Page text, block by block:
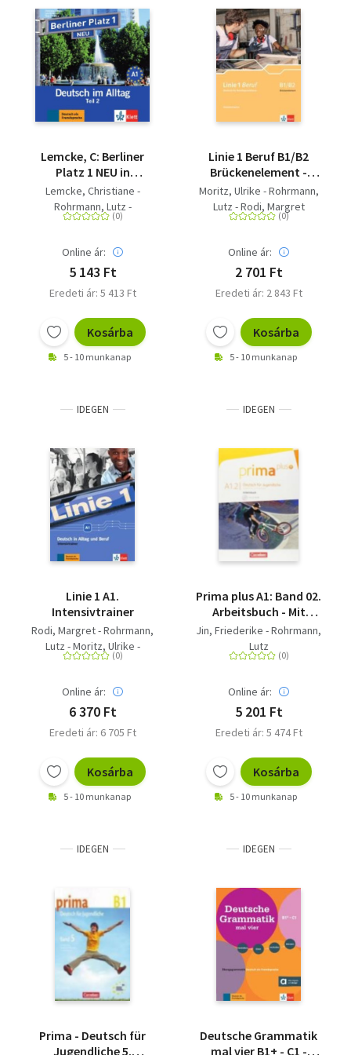
Lemcke, C: Berliner
Platz 1 NEU in
Teilbänden - Audio-CD
zum - Deutsch im
Alltag
Lemcke, Christiane -
Rohrmann, Lutz -
Scherling, Theo
Online ár:
5 143 Ft
Eredeti ár: 5 413 Ft
Kosárba
5 - 10 munkanap
Linie 1 Beruf B1/B2
Brückenelement -
Deutsch für
Berufssprachkurse.
Intensivtrainer
Moritz, Ulrike - Rohrmann,
Lutz - Rodi, Margret
Online ár:
2 701 Ft
Eredeti ár: 2 843 Ft
Kosárba
5 - 10 munkanap
IDEGEN
Linie 1 A1.
Intensivtrainer
Rodi, Margret - Rohrmann,
Lutz - Moritz, Ulrike -
Kaufmann, Susan
Online ár:
6 370 Ft
Eredeti ár: 6 705 Ft
Kosárba
5 - 10 munkanap
IDEGEN
Prima plus A1: Band 02.
Arbeitsbuch - Mit
interaktiven Übungen
online - Mit
interaktiven Übungen
Jin, Friederike - Rohrmann,
Lutz
Online ár:
5 201 Ft
Eredeti ár: 5 474 Ft
Kosárba
5 - 10 munkanap
IDEGEN
Prima - Deutsch für
Jugendliche 5.
IDEGEN
Deutsche Grammatik
mal vier B1+ - C1 -